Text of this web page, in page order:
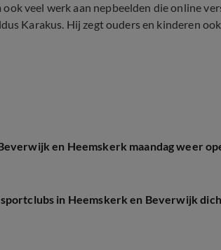
veel werk aan nepbeelden die online
Karakus. Hij zegt ouders en kinderen
en Heemskerk maandag weer
in Heemskerk en Beverwijk